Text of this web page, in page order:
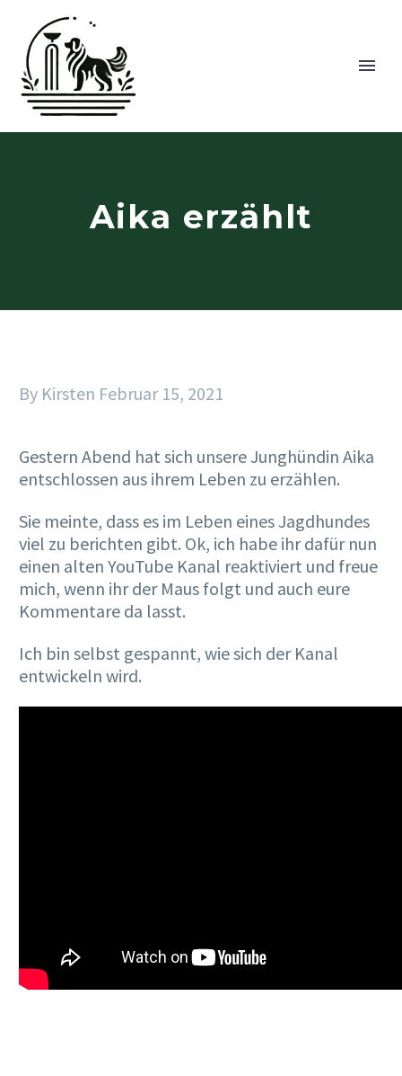
Aika erzählt
By Kirsten Februar 15, 2021
Gestern Abend hat sich unsere Junghündin Aika
entschlossen aus ihrem Leben zu erzählen.
Sie meinte, dass es im Leben eines Jagdhundes
viel zu berichten gibt. Ok, ich habe ihr dafür nun
einen alten YouTube Kanal reaktiviert und freue
mich, wenn ihr der Maus folgt und auch eure
Kommentare da lasst.
Ich bin selbst gespannt, wie sich der Kanal
entwickeln wird.